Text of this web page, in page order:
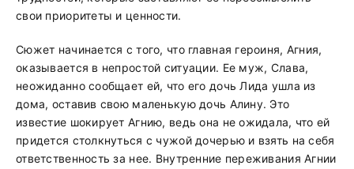
свои приоритеты и ценности.
Сюжет начинается с того, что главная героиня, Агния,
оказывается в непростой ситуации. Ее муж, Слава,
неожиданно сообщает ей, что его дочь Лида ушла из
дома, оставив свою маленькую дочь Алину. Это
известие шокирует Агнию, ведь она не ожидала, что ей
придется столкнуться с чужой дочерью и взять на себя
ответственность за нее. Внутренние переживания Агнии